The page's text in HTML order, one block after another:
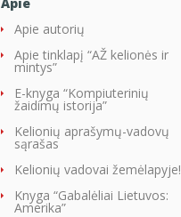
Apie autorių
Apie tinklapį “AŽ kelionės ir
mintys”
E-knyga “Kompiuterinių
žaidimų istorija”
Kelionių aprašymų-vadovų
sąrašas
Kelionių vadovai žemėlapyje!
Knyga “Gabalėliai Lietuvos:
Amerika”